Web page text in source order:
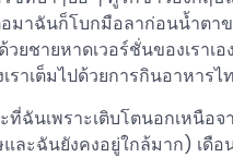
อมาฉันก็โบกมือลาก่อนน้ำต
ยชายหาดเวอร์ชั่นของเราเ
ราเต็มไปด้วยการกินอาหาร
ฉันเพราะเติบโตนอกเหนือ
ละฉันยังคงอยู่ใกล้มาก) เดื